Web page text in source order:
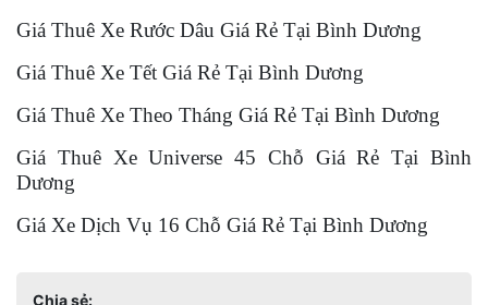
Giá Thuê Xe Rước Dâu Giá Rẻ Tại Bình Dương
Giá Thuê Xe Tết Giá Rẻ Tại Bình Dương
Giá Thuê Xe Theo Tháng Giá Rẻ Tại Bình Dương
Giá Thuê Xe Universe 45 Chỗ Giá Rẻ Tại Bình
Dương
Giá Xe Dịch Vụ 16 Chỗ Giá Rẻ Tại Bình Dương
Chia sẻ: